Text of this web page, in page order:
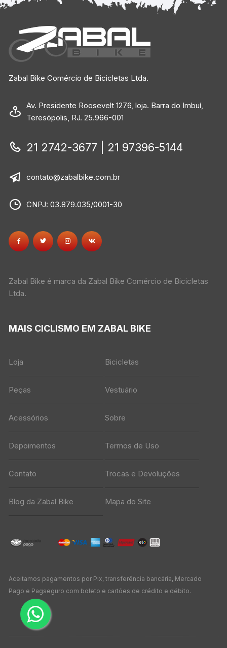
Zabal Bike Comércio de Bicicletas Ltda.
Av. Presidente Roosevelt 1276, loja. Barra do Imbuí,
Teresópolis, RJ. 25.966-001
21 2742-3677 | 21 97396-5144
contato@zabalbike.com.br
CNPJ: 03.879.035/0001-30
Zabal Bike é marca da Zabal Bike Comércio de Bicicletas
Ltda.
MAIS CICLISMO EM ZABAL BIKE
Loja Bicicletas
Peças Vestuário
Acessórios Sobre
Depoimentos Termos de Uso
Contato Trocas e Devoluções
Blog da Zabal Bike Mapa do Site
Aceitamos pagamentos por Pix, transferência bancária, Mercado
Pago e Pagseguro com boleto e cartões de crédito e débito.